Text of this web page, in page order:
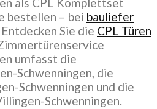
als CPL Komplettset
bestellen – bei bauliefer
Sie die CPL Türen
umfasst die
Schwenningen, die
Schwenningen und die
Schwenningen.